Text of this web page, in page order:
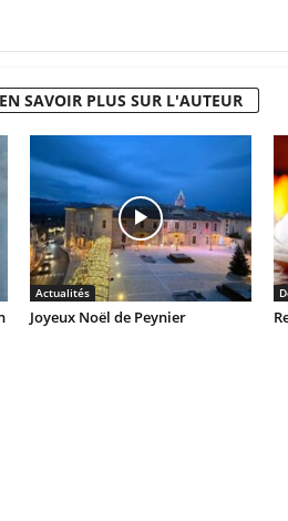
EN SAVOIR PLUS SUR L'AUTEUR
Actualités
Joyeux Noël de Peynier